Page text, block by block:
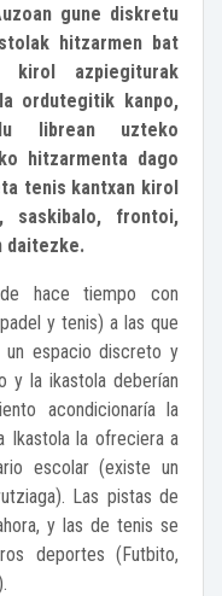
gune diskretu
hitzarmen bat
kirol azpiegiturak
ordutegitik kanpo,
librean uzteko
hitzarmenta dago
tenis kantxan kirol
saskibalo, frontoi,
daitezke.
hace tiempo con
y tenis) a las que
espacio discreto y
y la ikastola deberían
acondicionaría la
Ikastola la ofreciera a
escolar (existe un
Las pistas de
y las de tenis se
deportes (Futbito,